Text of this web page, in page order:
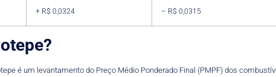
+ R$ 0,0324 – R$ 0,0315
é um levantamento do Preço Médio Ponderado Final (PMPF) dos